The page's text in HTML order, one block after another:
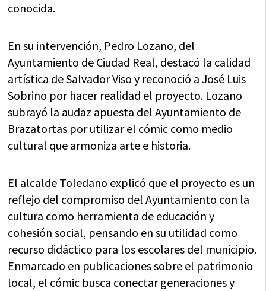
conocida.
En su intervención, Pedro Lozano, del
Ayuntamiento de Ciudad Real, destacó la calidad
artística de Salvador Viso y reconoció a José Luis
Sobrino por hacer realidad el proyecto. Lozano
subrayó la audaz apuesta del Ayuntamiento de
Brazatortas por utilizar el cómic como medio
cultural que armoniza arte e historia.
El alcalde Toledano explicó que el proyecto es un
reflejo del compromiso del Ayuntamiento con la
cultura como herramienta de educación y
cohesión social, pensando en su utilidad como
recurso didáctico para los escolares del municipio.
Enmarcado en publicaciones sobre el patrimonio
local, el cómic busca conectar generaciones y